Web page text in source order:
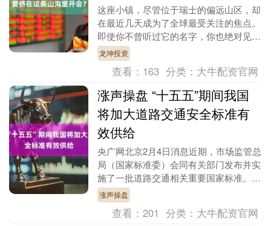
这座小镇，尽管位于瑞士的偏远山区，却
在最近几天成为了全球最受关注的焦点。
即使你不曾听过它的名字，你也绝对见过
它出现在新闻中。2026年1月23日，世界
经济论坛在....
龙坤投资
查看： 163 分类： 大牛配资官网
涨声操盘 “十五五”期间我国
将加大道路交通安全标准有
效供给
央广网北京2月4日消息近期，市场监管总
局（国家标准委）会同有关部门发布并实
施了一批道路交通相关重要国家标准。市
场监管总局标准技术司司长刘洪生在新闻
发布会上介绍了....
涨声操盘
查看：201 分类： 大牛配资官网